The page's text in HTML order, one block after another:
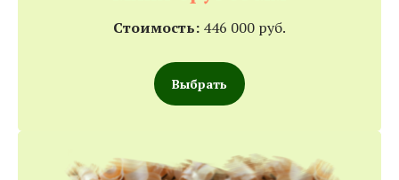
Стоимость: 446 000 руб.
Выбрать